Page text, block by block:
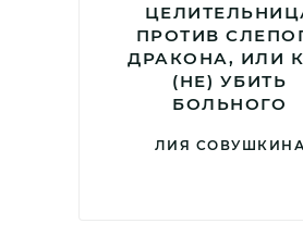
ПРОТИВ
ДРАКОНА, ИЛИ
(НЕ) УБИТЬ
БОЛЬНОГО
ЛИЯ СОВУШКИНА